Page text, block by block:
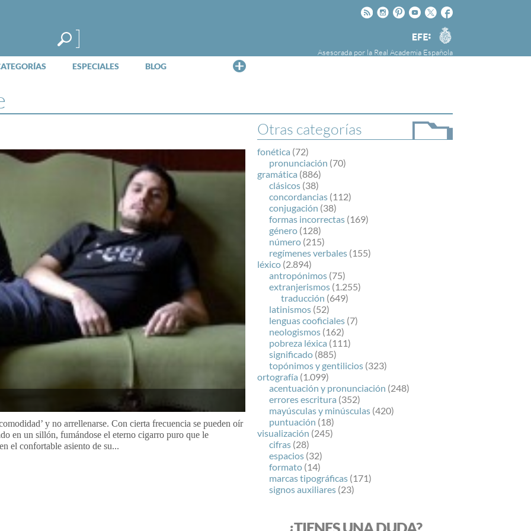
Facebook
Twitter
Youtube
Pinteres
Instagram
Rss
Agencia
EFE
Asesorada por la Real Academia Española
ESPECIALES BLOG
la Agencia Efe y la Real Academia Española,
cuyo objetivo es colaborar con el buen uso del
español en los medios de comunicación y en
Internet.
Otras categorías
fonética (72)
pronunciación (70)
gramática (886)
clásicos (38)
concordancias (112)
conjugación (38)
formas incorrectas (169)
género (128)
número (215)
regímenes verbales (155)
léxico (2.894)
antropónimos (75)
extranjerismos (1.255)
traducción (649)
latinismos (52)
lenguas cooficiales (7)
neologismos (162)
pobreza léxica (111)
significado (885)
topónimos y gentilicios (323)
ortografía (1.099)
acentuación y pronunciación (248)
errores escritura (352)
mayúsculas y minúsculas (420)
puntuación (18)
visualización (245)
cifras (28)
espacios (32)
formato (14)
marcas tipográficas (171)
signos auxiliares (23)
y no arrellenarse. Con cierta frecuencia se pueden oír
en un sillón, fumándose el eterno cigarro puro que le
el confortable asiento de su...
¿TIENES UNA DUDA?